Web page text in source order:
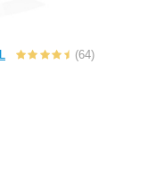
(64)